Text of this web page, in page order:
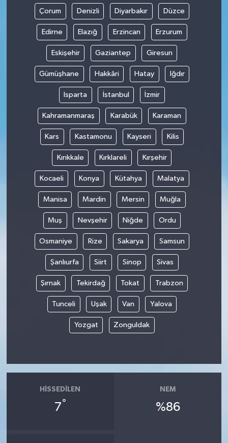
Çorum Denizli Diyarbakır Düzce
Edirne Elazığ Erzincan Erzurum
Eskişehir Gaziantep Giresun
Gümüşhane Hakkâri Hatay Iğdır
Isparta İstanbul İzmir
Kahramanmaraş Karabük Karaman
Kars Kastamonu Kayseri Kilis
Kırıkkale Kırklareli Kırşehir
Kocaeli Konya Kütahya Malatya
Manisa Mardin Mersin Muğla
Muş Nevşehir Niğde Ordu
Osmaniye Rize Sakarya Samsun
Şanlıurfa Siirt Sinop Sivas
Şırnak Tekirdağ Tokat Trabzon
Tunceli Uşak Van Yalova
Yozgat Zonguldak
HISSEDILEN
7°
NEM
%86